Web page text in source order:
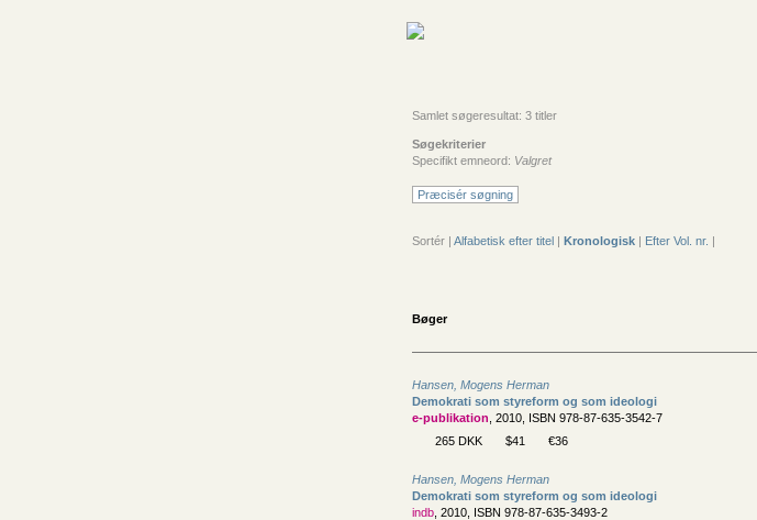
Samlet søgeresultat: 3 titler
Søgekriterier
Specifikt emneord: Valgret
Præcisér søgning
Sortér | Alfabetisk efter titel | Kronologisk | Efter Vol. nr. |
Bøger
Hansen, Mogens Herman
Demokrati som styreform og som ideologi
e-publikation , 2010, ISBN 978-87-635-3542-7
265 DKK
$41 €36
Hansen, Mogens Herman
Demokrati som styreform og som ideologi
indb , 2010, ISBN 978-87-635-3493-2